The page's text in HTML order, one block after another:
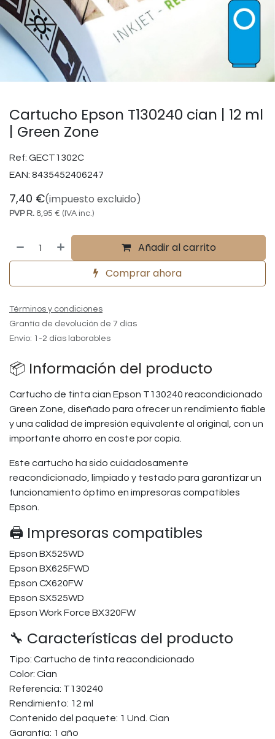
Cartucho Epson T130240 cian | 12 ml
| Green Zone
Ref: GECT1302C
EAN: 8435452406247
7,40 €(impuesto excluido)
PVP R. 8,95 € (IVA inc.)
Añadir al carrito
Comprar ahora
Términos y condiciones
Grantía de devolución de 7 días
Envío: 1-2 días laborables
📦 Información del producto
Cartucho de tinta cian Epson T130240 reacondicionado
Green Zone, diseñado para ofrecer un rendimiento fiable
y una calidad de impresión equivalente al original, con un
importante ahorro en coste por copia.
Este cartucho ha sido cuidadosamente
reacondicionado, limpiado y testado para garantizar un
funcionamiento óptimo en impresoras compatibles
Epson.
🖨️ Impresoras compatibles
Epson BX525WD
Epson BX625FWD
Epson CX620FW
Epson SX525WD
Epson Work Force BX320FW
🔧 Características del producto
Tipo: Cartucho de tinta reacondicionado
Color: Cian
Referencia: T130240
Rendimiento: 12 ml
Contenido del paquete: 1 Und. Cian
Garantía: 1 año